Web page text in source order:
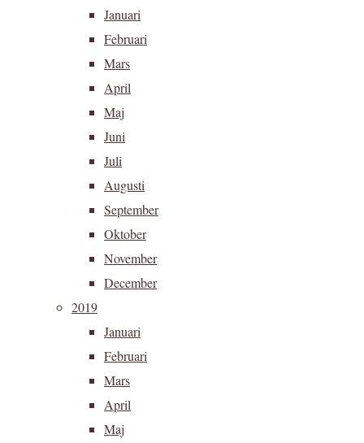
Januari
Februari
Mars
April
Maj
Juni
Juli
Augusti
September
Oktober
November
December
2019
Januari
Februari
Mars
April
Maj